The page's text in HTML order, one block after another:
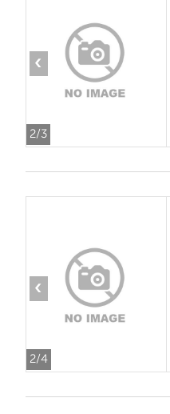
2/3
‹
2/4
‹